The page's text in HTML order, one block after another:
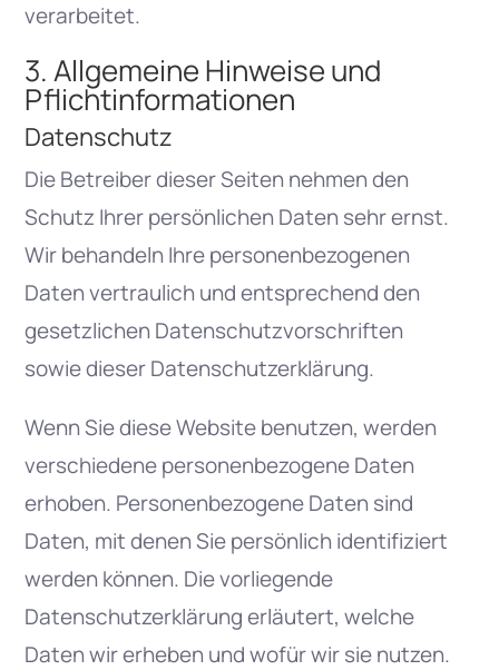
verarbeitet.
3. Allgemeine Hinweise und
Pflicht­informationen
Datenschutz
Die Betreiber dieser Seiten nehmen den
Schutz Ihrer persönlichen Daten sehr ernst.
Wir behandeln Ihre personenbezogenen
Daten vertraulich und entsprechend den
gesetzlichen Datenschutzvorschriften
sowie dieser Datenschutzerklärung.
Wenn Sie diese Website benutzen, werden
verschiedene personenbezogene Daten
erhoben. Personenbezogene Daten sind
Daten, mit denen Sie persönlich identifiziert
werden können. Die vorliegende
Datenschutzerklärung erläutert, welche
Daten wir erheben und wofür wir sie nutzen.